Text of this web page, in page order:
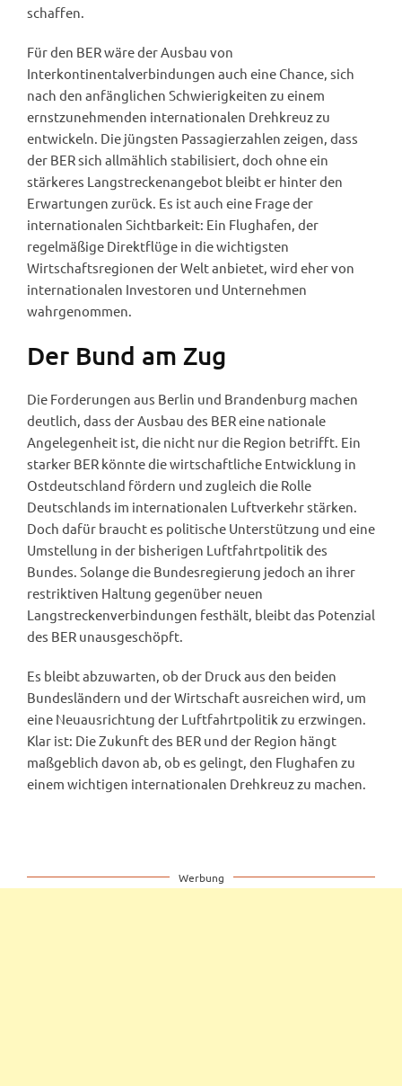
schaffen.
Für den BER wäre der Ausbau von
Interkontinentalverbindungen auch eine Chance, sich
nach den anfänglichen Schwierigkeiten zu einem
ernstzunehmenden internationalen Drehkreuz zu
entwickeln. Die jüngsten Passagierzahlen zeigen, dass
der BER sich allmählich stabilisiert, doch ohne ein
stärkeres Langstreckenangebot bleibt er hinter den
Erwartungen zurück. Es ist auch eine Frage der
internationalen Sichtbarkeit: Ein Flughafen, der
regelmäßige Direktflüge in die wichtigsten
Wirtschaftsregionen der Welt anbietet, wird eher von
internationalen Investoren und Unternehmen
wahrgenommen.
Der Bund am Zug
Die Forderungen aus Berlin und Brandenburg machen
deutlich, dass der Ausbau des BER eine nationale
Angelegenheit ist, die nicht nur die Region betrifft. Ein
starker BER könnte die wirtschaftliche Entwicklung in
Ostdeutschland fördern und zugleich die Rolle
Deutschlands im internationalen Luftverkehr stärken.
Doch dafür braucht es politische Unterstützung und eine
Umstellung in der bisherigen Luftfahrtpolitik des
Bundes. Solange die Bundesregierung jedoch an ihrer
restriktiven Haltung gegenüber neuen
Langstreckenverbindungen festhält, bleibt das Potenzial
des BER unausgeschöpft.
Es bleibt abzuwarten, ob der Druck aus den beiden
Bundesländern und der Wirtschaft ausreichen wird, um
eine Neuausrichtung der Luftfahrtpolitik zu erzwingen.
Klar ist: Die Zukunft des BER und der Region hängt
maßgeblich davon ab, ob es gelingt, den Flughafen zu
einem wichtigen internationalen Drehkreuz zu machen.
Werbung